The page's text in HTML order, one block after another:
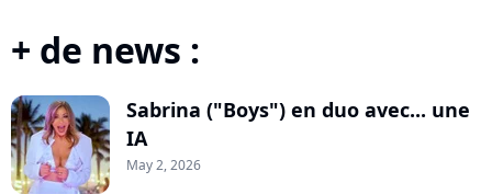
+ de news :
Sabrina ("Boys") en duo avec... une
IA
May 2, 2026